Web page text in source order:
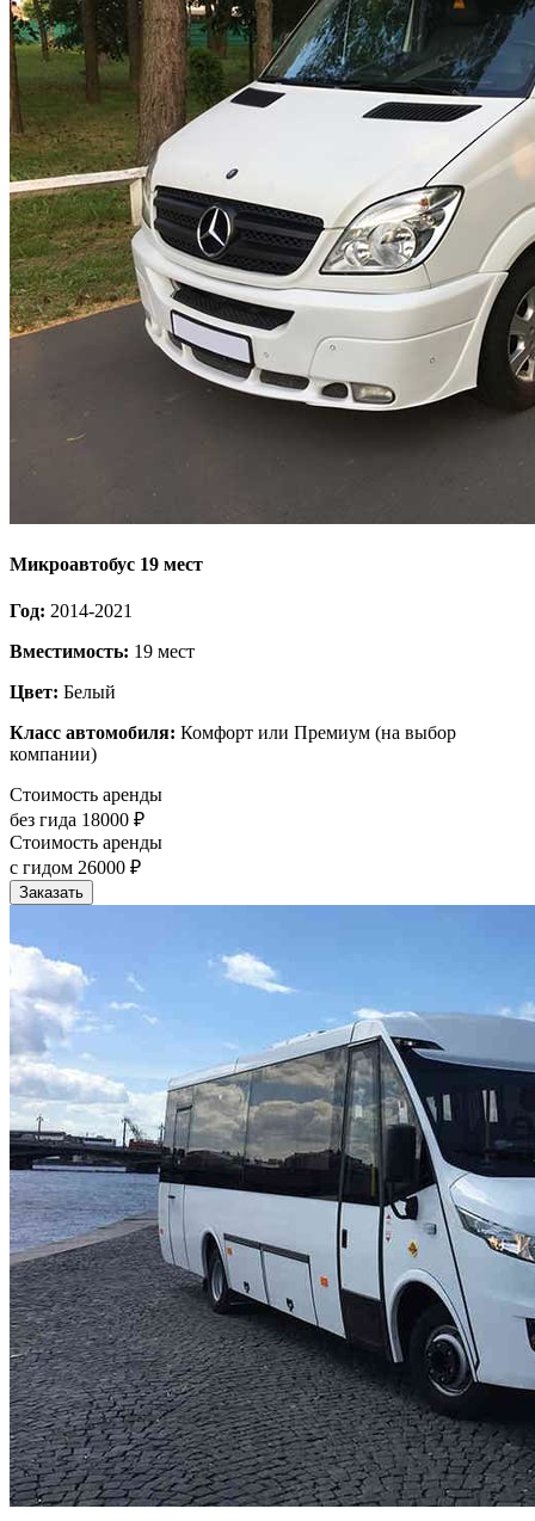
Микроавтобус 19 мест
Год: 2014-2021
Вместимость: 19 мест
Цвет: Белый
Класс автомобиля: Комфорт или Премиум (на выбор
компании)
Стоимость аренды
без гида 18000 ₽
Стоимость аренды
с гидом 26000 ₽
Заказать